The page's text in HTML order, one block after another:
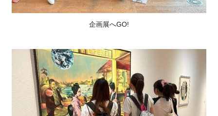
企画展へGO!